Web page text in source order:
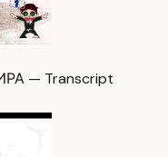
— Transcript